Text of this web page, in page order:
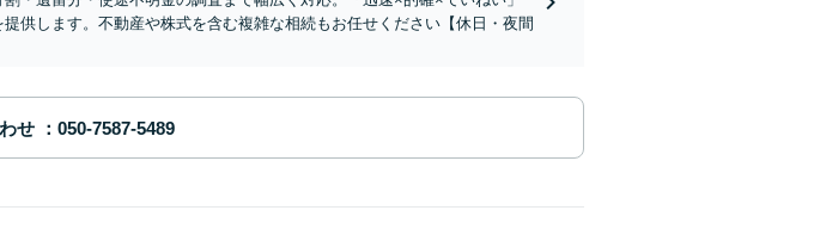
供します。不動産や株式を含む複雑な相続もお任せください【休日・夜間
せ